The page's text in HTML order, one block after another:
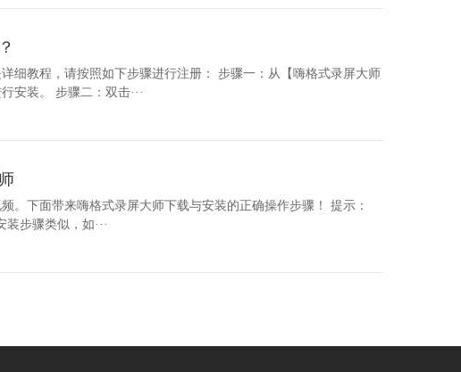
细教程，请按照如下步骤进行注册： 步骤一：从【嗨格式录屏大师
安装。 步骤二：双击···
。下面带来嗨格式录屏大师下载与安装的正确操作步骤！ 提示：
步骤类似，如···